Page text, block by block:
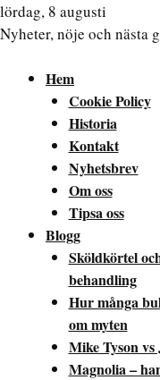
lördag, 8 augusti
Nyheter, nöje och nästa
Hem
Cookie Policy
Historia
Kontakt
Nyhetsbrev
Om oss
Tipsa oss
Blogg
Sköldkörtel
behandling
Hur många
om myten
Mike Tyson vs
Magnolia –